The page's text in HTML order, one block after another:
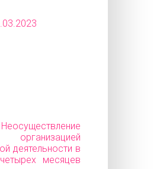
деятельности в
месяцев